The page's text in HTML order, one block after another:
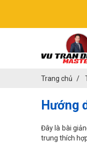
Trang chủ
Hướng
Đây là bài
trung thích